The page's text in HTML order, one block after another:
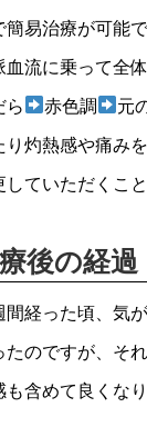
簡易治療が可能
血流に乗って全
ら 赤色調 元
り灼熱感や痛み
していただくこ
後の経過
間経った頃、気
たのですが、そ
も含めて良くな